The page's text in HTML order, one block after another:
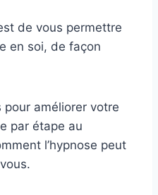
de vous permettre
en soi, de façon
pour améliorer votre
par étape au
l’hypnose peut